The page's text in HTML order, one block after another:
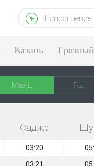
Направление
Казань Грозный
Месяц Год
Фаджр
03:20
03:21